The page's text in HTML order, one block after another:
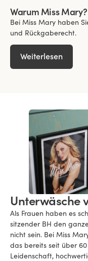
Warum Miss Mary?
Bei Miss Mary haben
und Rückgaberecht.
Weiterlesen
Unterwäsche
Als Frauen haben es
sitzender BH den
nicht sein. Bei Miss
das bereits seit über
Leidenschaft,